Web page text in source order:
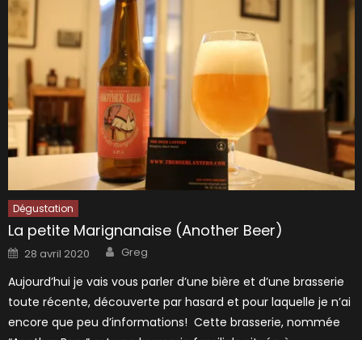
Dégustation
La petite Marignanaise (Another Beer)
Posted
on
28 avril 2020 Author
Greg
Aujourd’hui je vais vous parler d’une bière et d’une brasserie
toute récente, découverte par hasard et pour laquelle je n’ai
encore que peu d’informations! Cette brasserie, nommée